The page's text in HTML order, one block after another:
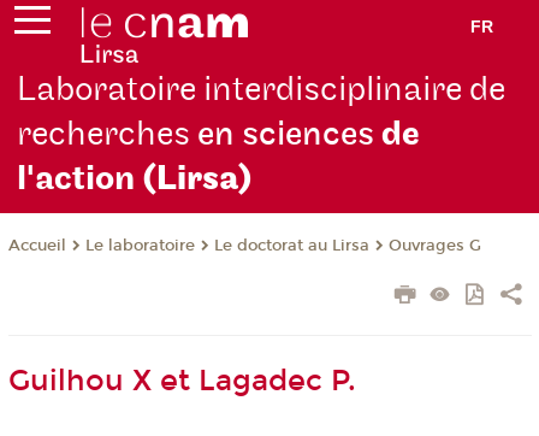
FR
Laboratoire interdisciplinaire de
recherches en sciencesde
l'action (Lirsa)
Accueil Le laboratoire Le doctorat au Lirsa Ouvrages G
Guilhou X et Lagadec P.